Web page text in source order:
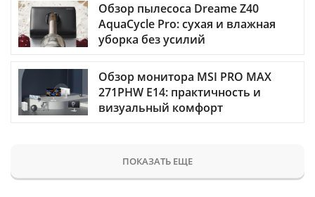
Обзор пылесоса Dreame Z40
AquaCycle Pro: сухая и влажная
уборка без усилий
Обзор монитора MSI PRO MAX
271PHW E14: практичность и
визуальный комфорт
ПОКАЗАТЬ ЕЩЕ